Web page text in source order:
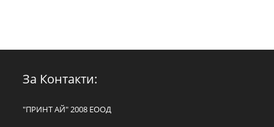
За Контакти:
"ПРИНТ АЙ" 2008 ЕООД